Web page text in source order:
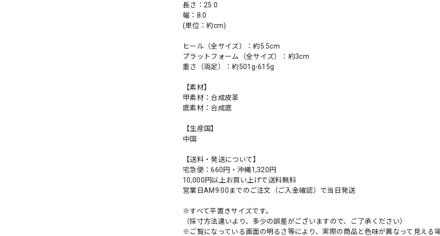
長さ：25.0
幅：8.0
(単位：約cm)
ヒール（全サイズ）：約5.5cm
プラットフォーム（全サイズ）：約3cm
重さ（両足）：約501g-615g
【素材】
甲素材：合成皮革
底素材：合成底
【生産国】
中国
【送料・発送について】
宅急便：660円・沖縄1,320円
10,000円以上お買い上げで送料無料
営業日AM9:00までのご注文（ご入金確認）で当日発送
※すべて平置きサイズです。
（採寸方法違いより、多少の誤差がございますので、ご了承ください）
※ご覧になっている画面の明るさ等により、実際の商品と色味が異なって見える